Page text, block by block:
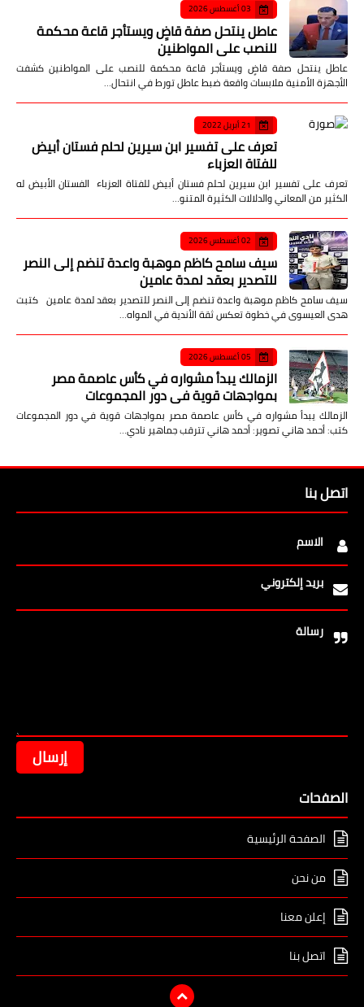
03 أغسطس 2026
عاطل ينتحل صفة قاضٍ ويستأجر قاعة محكمة
للنصب على المواطنين
عاطل ينتحل صفة قاضٍ ويستأجر قاعة محكمة للنصب على المواطنين كشفت
الأجهزة الأمنية ملابسات واقعة ضبط عاطل تورط في انتحال…
21 أبريل 2022
تعرف على تفسير ابن سيرين لحلم فستان أبيض
للفتاة العزباء
تعرف على تفسير ابن سيرين لحلم فستان أبيض للفتاة العزباء الفستان الأبيض له
الكثير من المعاني والدلالات الكثيرة المتنو…
02 أغسطس 2026
سيف سامح كاظم موهبة واعدة تنضم إلى النصر
للتصدير بعقد لمدة عامين
سيف سامح كاظم موهبة واعدة تنضم إلى النصر للتصدير بعقد لمدة عامين كتبت
هدى العيسوى في خطوة تعكس ثقة الأندية في المواه…
05 أغسطس 2026
الزمالك يبدأ مشواره في كأس عاصمة مصر
بمواجهات قوية في دور المجموعات
الزمالك يبدأ مشواره في كأس عاصمة مصر بمواجهات قوية في دور المجموعات
كتب: أحمد هاني تصوير: أحمد هاني تترقب جماهير نادي…
اتصل بنا
الاسم
بريد إلكتروني
رسالة
الصفحات
الصفحة الرئيسية
من نحن
إعلن معنا
اتصل بنا